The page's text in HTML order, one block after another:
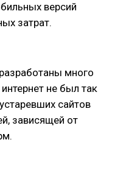
версий
затрат.
много
не был так
сайтов
зависящей от